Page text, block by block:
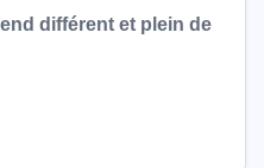
différent et plein de